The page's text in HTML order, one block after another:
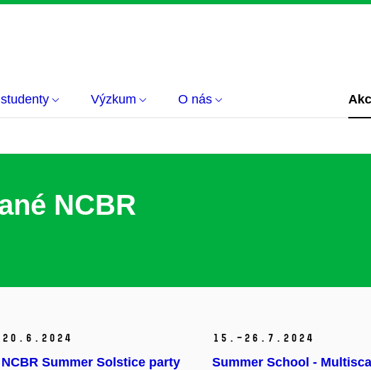
Výzkum O nás
NCBR
20. 6. 2024
NCBR Summer Solstice party
15.–26. 7. 2024
Summer School -